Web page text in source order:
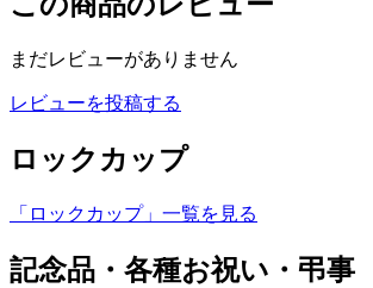
まだレビューがありません
レビューを投稿する
ロックカップ
「ロックカップ」一覧を見る
記念品・各種お祝い・弔事